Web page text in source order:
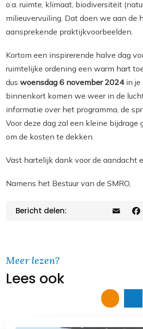
o.a. ruimte, klimaat, biodiversiteit
milieuvervuiling. Dat doen we aan de
aansprekende praktijkvoorbeelden.
Kortom een inspirerende halve dag
ruimtelijke ordening een warm hart
dus woensdag 6 november 2024 in je
binnenkort komen we weer in de
informatie over het programma, de
Voor deze dag zal een kleine bijdrage
om de kosten te dekken.
Vast hartelijk dank voor de aandacht
Namens het Bestuur van de SMRO,
Bericht delen:
o
o
Meer lezen?
Lees ook